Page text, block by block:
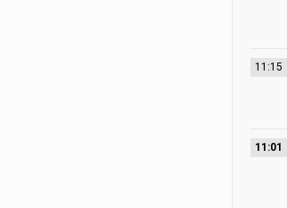
11:15
11:01